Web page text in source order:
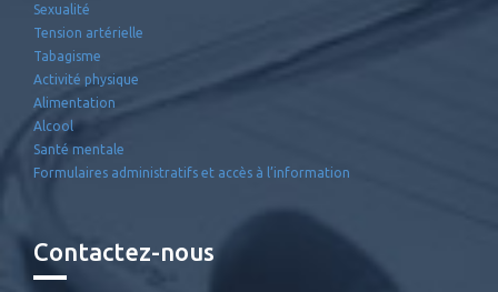
Sexualité
Tension artérielle
Tabagisme
Activité physique
Alimentation
Alcool
Santé mentale
Formulaires administratifs et accès à l’information
Contactez-nous